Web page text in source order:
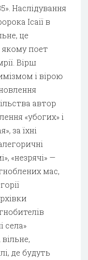
Наслідування
Ісаії в
це
поет
Вірш
і вірою
автор
«убогих» і
за їхні
«незрячі» —
мас,
села»
де будуть